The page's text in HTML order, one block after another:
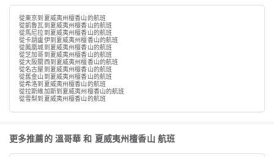
從東京到夏威夷州檀香山的航班
從凱魯瓦到夏威夷州檀香山的航班
從馬尼拉到夏威夷州檀香山的航班
從卡胡盧伊到夏威夷州檀香山的航班
從鳳凰城到夏威夷州檀香山的航班
從芝加哥到夏威夷州檀香山的航班
從大阪關西到夏威夷州檀香山的航班
從名古屋到夏威夷州檀香山的航班
從舊金山到夏威夷州檀香山的航班
從希洛到夏威夷州檀香山的航班
從拉斯維加斯到夏威夷州檀香山的航班
從雪梨到夏威夷州檀香山的航班
更多推薦的 溫哥華 和 夏威夷州檀香山 航班